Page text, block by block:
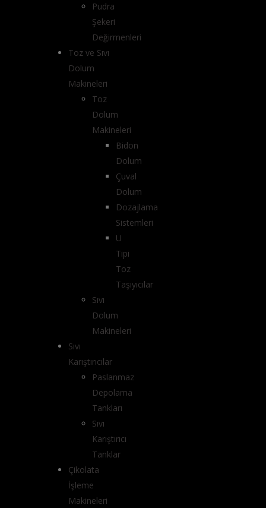
Pudra
Şekeri
Değirmenleri
Toz ve Sıvı
Dolum
Makineleri
Toz
Dolum
Makineleri
Bidon
Dolum
Çuval
Dolum
Dozajlama
Sistemleri
U
Tipi
Toz
Taşıyıcılar
Sıvı
Dolum
Makineleri
Sıvı
Karıştırıcılar
Paslanmaz
Depolama
Tankları
Sıvı
Karıştırıcı
Tanklar
Çikolata
İşleme
Makineleri